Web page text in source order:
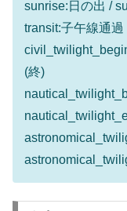
sunrise:日の出 /
transit:子午線通過
(終)